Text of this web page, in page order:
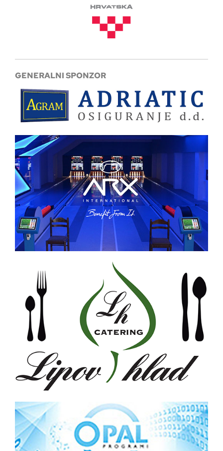
GENERALNI SPONZOR